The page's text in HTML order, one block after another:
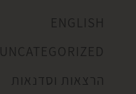
ENGLISH
UNCATEGORIZED
הרצאות וסדנאות